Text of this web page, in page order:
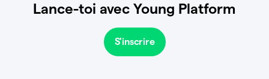
Lance-toi avec Young Platform
S'inscrire